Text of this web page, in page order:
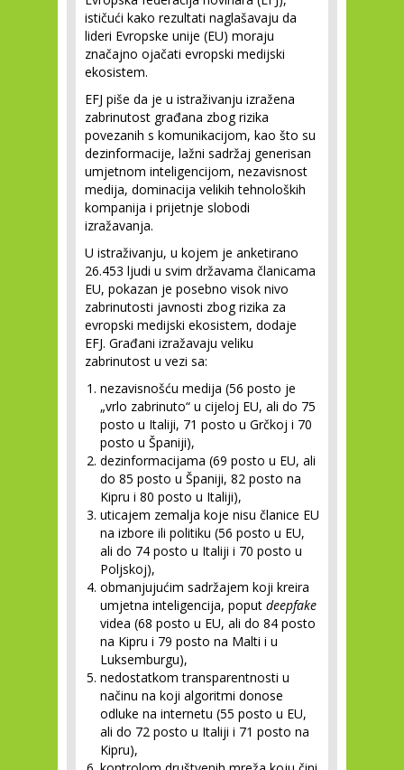
ističući kako rezultati naglašavaju da
lideri Evropske unije (EU) moraju
značajno ojačati evropski medijski
ekosistem.
EFJ piše da je u istraživanju izražena
zabrinutost građana zbog rizika
povezanih s komunikacijom, kao što su
dezinformacije, lažni sadržaj generisan
umjetnom inteligencijom, nezavisnost
medija, dominacija velikih tehnoloških
kompanija i prijetnje slobodi
izražavanja.
U istraživanju, u kojem je anketirano
26.453 ljudi u svim državama članicama
EU, pokazan je posebno visok nivo
zabrinutosti javnosti zbog rizika za
evropski medijski ekosistem, dodaje
EFJ. Građani izražavaju veliku
zabrinutost u vezi sa:
nezavisnošću medija (56 posto je
„vrlo zabrinuto“ u cijeloj EU, ali do 75
posto u Italiji, 71 posto u Grčkoj i 70
posto u Španiji),
dezinformacijama (69 posto u EU, ali
do 85 posto u Španiji, 82 posto na
Kipru i 80 posto u Italiji),
uticajem zemalja koje nisu članice EU
na izbore ili politiku (56 posto u EU,
ali do 74 posto u Italiji i 70 posto u
Poljskoj),
obmanjujućim sadržajem koji kreira
umjetna inteligencija, poput deepfake
videa (68 posto u EU, ali do 84 posto
na Kipru i 79 posto na Malti i u
Luksemburgu),
nedostatkom transparentnosti u
načinu na koji algoritmi donose
odluke na internetu (55 posto u EU,
ali do 72 posto u Italiji i 71 posto na
Kipru),